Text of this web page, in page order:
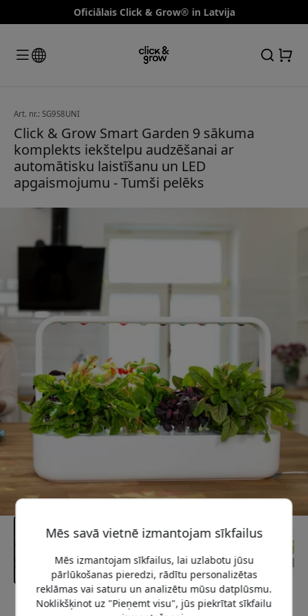
Oficiālais Click & Grow® in Latvija
Art. nr.: SG9S8UNI
Click & Grow Smart Garden 9 sākuma
komplekts iekštelpu audzēšanai ar
automātisku laistīšanu un LED
apgaismojumu - Tumši pelēks
Ieteicamā cena
Mēs savā vietnē izmantojam sīkfailus
Mēs izmantojam sīkfailus, lai uzlabotu jūsu
pārlūkošanas pieredzi, rādītu personalizētas
reklāmas vai saturu un analizētu mūsu datplūsmu.
Noklikšķinot uz "Pieņemt visu", jūs piekrītat sīkfailu